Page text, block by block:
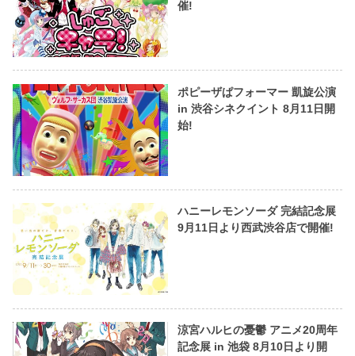
催!
ポピーザぱフォーマー 凱旋公演
in 渋谷シネクイント 8月11日開
始!
ハニーレモンソーダ 完結記念展
9月11日より西武渋谷店で開催!
涼宮ハルヒの憂鬱 アニメ20周年
記念展 in 池袋 8月10日より開